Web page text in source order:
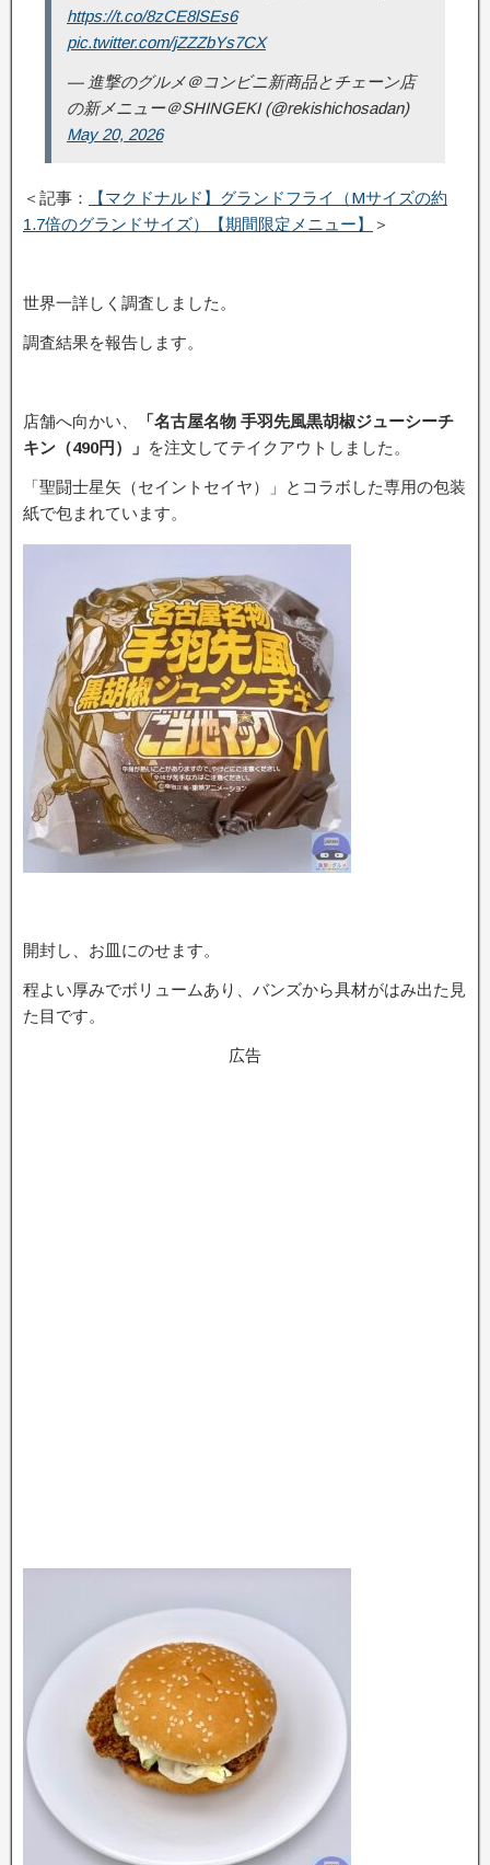
https://t.co/8zCE8lSEs6
pic.twitter.com/jZZZbYs7CX
— 進撃のグルメ＠コンビニ新商品とチェーン店
の新メニュー＠SHINGEKI (@rekishichosadan)
May 20, 2026
＜記事：
【マクドナルド】グランドフライ（Mサイズの約
1.7倍のグランドサイズ）【期間限定メニュー】
＞
世界一詳しく調査しました。
調査結果を報告します。
店舗へ向かい、
「名古屋名物 手羽先風黒胡椒ジューシーチ
キン（490円）」 を注文してテイクアウトしました。
「聖闘士星矢（セイントセイヤ）」とコラボした専用の包装
紙で包まれています。
開封し、お皿にのせます。
程よい厚みでボリュームあり、バンズから具材がはみ出た見
た目です。
広告